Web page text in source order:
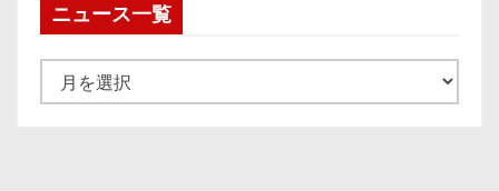
ニュース一覧
ュ